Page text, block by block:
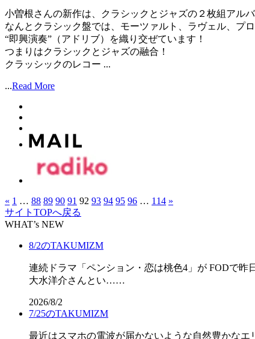
小曽根さんの新作は、クラシックとジャズの２枚組アルバ
なんとクラシック盤では、モーツァルト、ラヴェル、プ
“即興演奏”（アドリブ）を織り交ぜています！
つまりはクラシックとジャズの融合！
クラッシックのレコー ...
...Read More
« 1 … 88 89 90 91 92 93 94 95 96 … 114 »
サイトTOPへ戻る
WHAT’s NEW
8/2のTAKUMIZM
連続ドラマ「ペンション・恋は桃色4」が FODで昨
大水洋介さんとい……
2026/8/2
7/25のTAKUMIZM
最近はスマホの電波が届かないような自然豊かな